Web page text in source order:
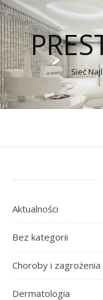
Sieć
Aktualności
Bez kategorii
Choroby i zagrożenia
Dermatologia